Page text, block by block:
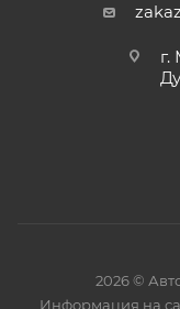
г.
2026 ©
Информация на